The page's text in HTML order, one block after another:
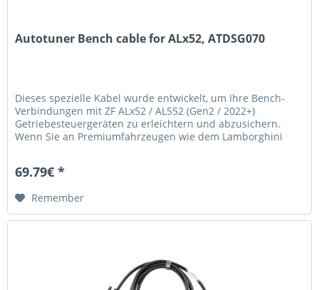
Autotuner Bench cable for ALx52, ATDSG070
Dieses spezielle Kabel wurde entwickelt, um Ihre Bench-
Verbindungen mit ZF ALx52 / AL552 (Gen2 / 2022+)
Getriebesteuergeräten zu erleichtern und abzusichern.
Wenn Sie an Premiumfahrzeugen wie dem Lamborghini
69.79€ *
Remember